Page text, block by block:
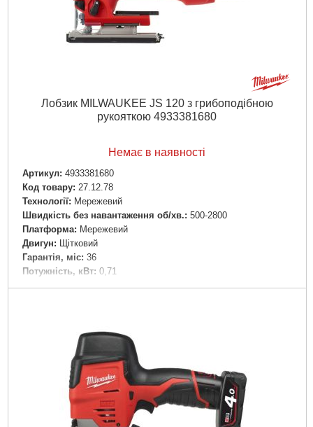
Лобзик MILWAUKEE JS 120 з грибоподібною
рукояткою 4933381680
Немає в наявності
Артикул: 4933381680
Код товару: 27.12.78
Технології: Мережевий
Швидкість без навантаження об/хв.: 500-2800
Платформа: Мережевий
Двигун: Щітковий
Гарантія, міс: 36
Потужність, кВт: 0,71
Напруга: 220
Докладніше...